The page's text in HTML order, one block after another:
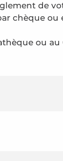
de
chèque
ou au